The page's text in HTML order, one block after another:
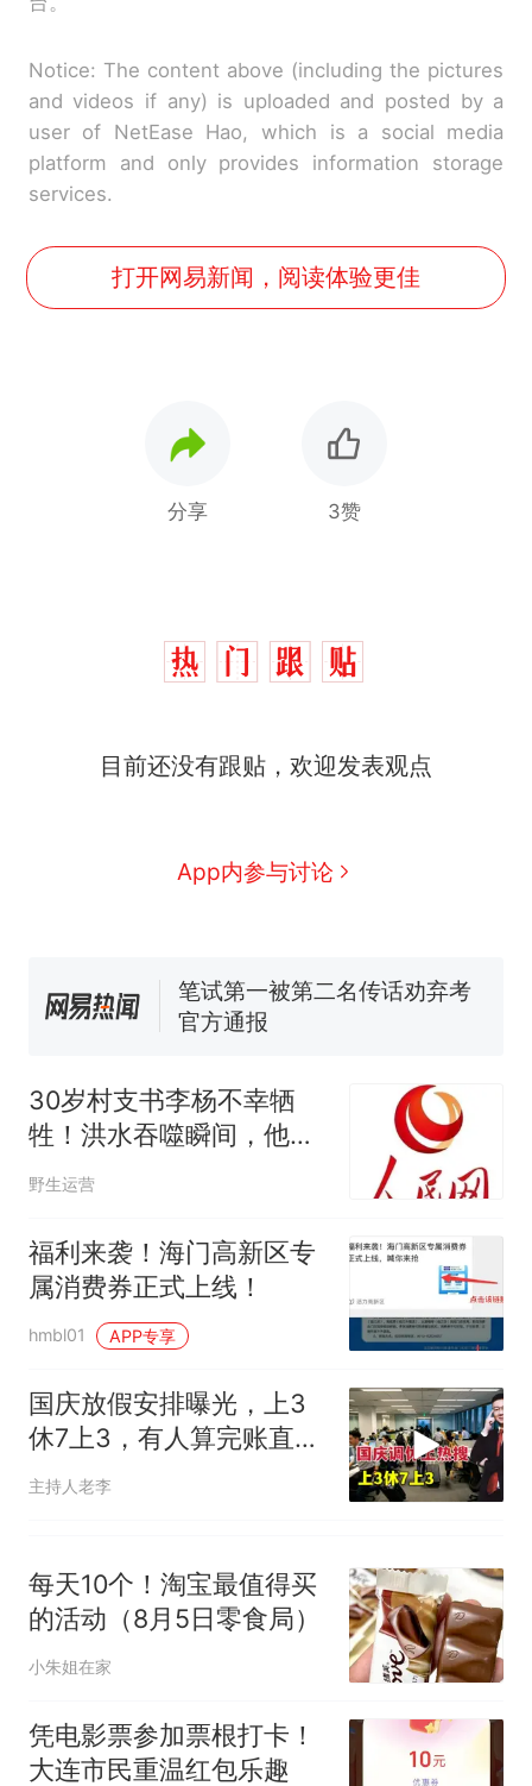
Notice: The content above (including the pictures
and videos if any) is uploaded and posted by a
user of NetEase Hao, which is a social media
platform and only provides information storage
services.
打开网易新闻，阅读体验更佳
分享 3赞
目前还没有跟贴，欢迎发表观点
App内参与讨论
热
西班牙飞地休达边境，摩洛
洛哥涌入西班牙
菌窝，原地守1天等它长大：挖
协会回应
美国一场追捕行动中，一男子
在车辆行驶中爬上车顶跳舞。
惊艳！字都飘起来了 博主在田
间创作“悬浮字” 网友：真·裸眼
哥士兵搬起大石块投向移民引
争议，此前一天内数万人从摩
洛哥涌入西班牙
30岁村支书李杨不幸牺
牲！洪水吞噬瞬间，他把
搭档推出车外
野生运营
福利来袭！海门高新区专
属消费券正式上线！
hmbl01 APP专享
国庆放假安排曝光，上3
休7上3，有人算完账直接
破防！
主持人老李
每天10个！淘宝最值得买
的活动（8月5日零食局）
小朱姐在家
凭电影票参加票根打卡！
大连市民重温红包乐趣